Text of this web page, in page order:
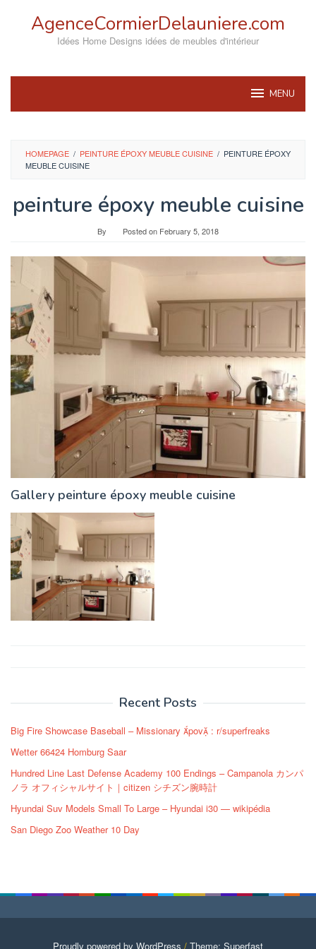
AgenceCormierDelauniere.com
Idées Home Designs idées de meubles d'intérieur
MENU
HOMEPAGE / PEINTURE ÉPOXY MEUBLE CUISINE / PEINTURE ÉPOXY
MEUBLE CUISINE
peinture époxy meuble cuisine
By Posted on February 5, 2018
Gallery peinture époxy meuble cuisine
Recent Posts
Big Fire Showcase Baseball – Missionary pov : r/superfreaks
Wetter 66424 Homburg Saar
Hundred Line Last Defense Academy 100 Endings – Campanola カンパ
ノラ オフィシャルサイト｜citizen シチズン腕時計
Hyundai Suv Models Small To Large – Hyundai i30 — wikipédia
San Diego Zoo Weather 10 Day
Proudly powered by WordPress / Theme: Superfast